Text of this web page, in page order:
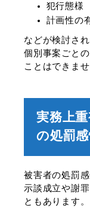
犯行態様
計画性の
などが検討され
個別事案ごと
ことはできませ
実務上
の処罰
被害者の処罰
示談成立や謝
ともあります。